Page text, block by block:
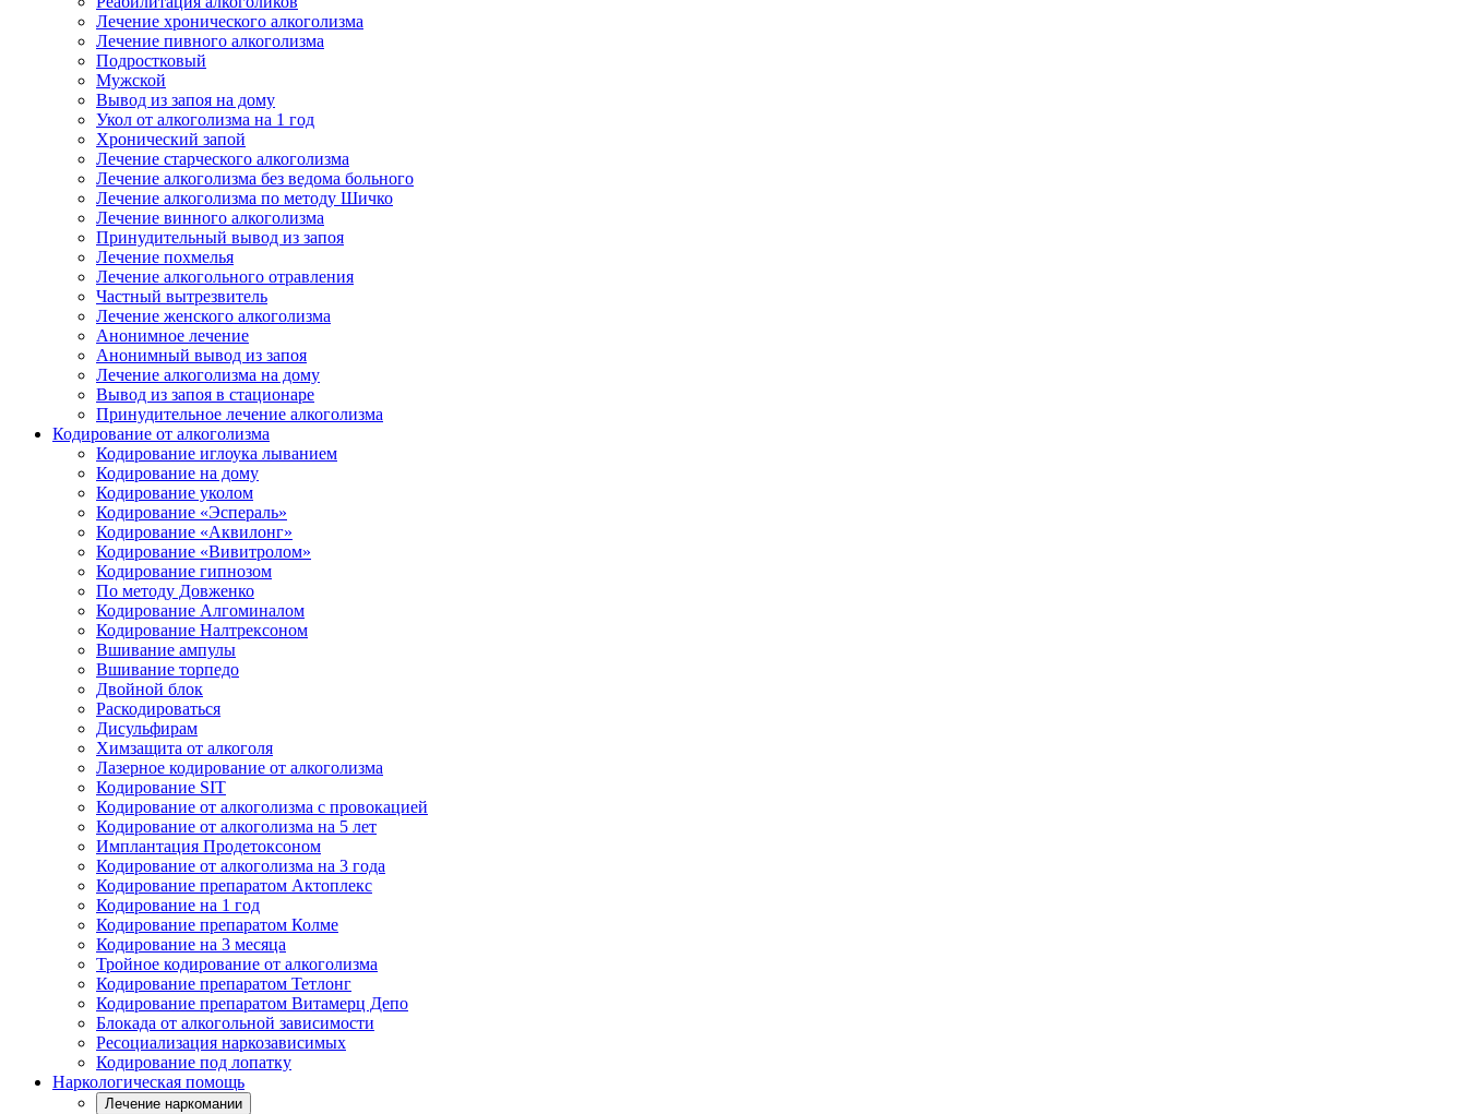
Лечение хронического алкоголизма
Лечение пивного алкоголизма
Подростковый
Мужской
Вывод из запоя на дому
Укол от алкоголизма на 1 год
Хронический запой
Лечение старческого алкоголизма
Лечение алкоголизма без ведома больного
Лечение алкоголизма по методу Шичко
Лечение винного алкоголизма
Принудительный вывод из запоя
Лечение похмелья
Лечение алкогольного отравления
Частный вытрезвитель
Лечение женского алкоголизма
Анонимное лечение
Анонимный вывод из запоя
Лечение алкоголизма на дому
Вывод из запоя в стационаре
Принудительное лечение алкоголизма
Кодирование от алкоголизма
Кодирование иглоука лыванием
Кодирование на дому
Кодирование уколом
Кодирование «Эспераль»
Кодирование «Аквилонг»
Кодирование «Вивитролом»
Кодирование гипнозом
По методу Довженко
Кодирование Алгоминалом
Кодирование Налтрексоном
Вшивание ампулы
Вшивание торпедо
Двойной блок
Раскодироваться
Дисульфирам
Химзащита от алкоголя
Лазерное кодирование от алкоголизма
Кодирование SIT
Кодирование от алкоголизма с провокацией
Кодирование от алкоголизма на 5 лет
Имплантация Продетоксоном
Кодирование от алкоголизма на 3 года
Кодирование препаратом Актоплекс
Кодирование на 1 год
Кодирование препаратом Колме
Кодирование на 3 месяца
Тройное кодирование от алкоголизма
Кодирование препаратом Тетлонг
Кодирование препаратом Витамерц Депо
Блокада от алкогольной зависимости
Ресоциализация наркозависимых
Кодирование под лопатку
Наркологическая помощь
Лечение наркомании